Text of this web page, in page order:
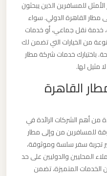
للمسافرين الذين يبحثون
القاهرة الدولي. سواء
خدمة نقل جماعي، أو خدمات
من الخيارات التي تضمن لك
باختيارك خدمات شركة مطار
مثيل لها.
القاهرة
من أهم الشركات الرائدة في
للمسافرين من وإلى مطار
تجربة سفر سلسة وموثوقة،
المحليين والدوليين على حد
المتميزة، تضمن